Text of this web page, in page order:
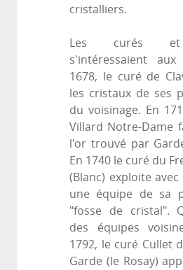
cristalliers.
Les curés et
s'intéressaient
1678, le curé de
les cristaux de ses
du voisinage. En
Villard Notre-Dame
l'or trouvé par
En 1740 le curé du
(Blanc) exploite
une équipe de sa
"fosse de cristal".
des équipes
1792, le curé Cullet
Garde (le Rosay)